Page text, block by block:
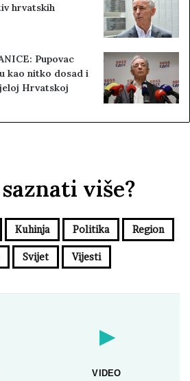
hrvatskih
Pupovac
kao nitko dosad i
Hrvatskoj
više?
Kuhinja Politika Region
Svijet Vijesti
▶
VIDEO